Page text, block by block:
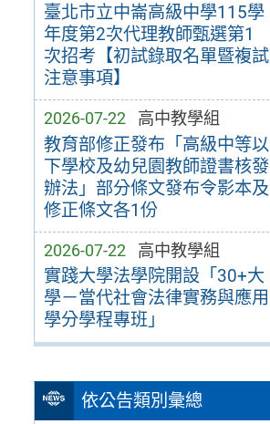
臺北市立中崙高級中學115學
年度第2次代理教師甄選第1
次招考【初試錄取名單暨複試
注意事項】
2026-07-22 高中教學組
教育部修正發布「高級中等以
下學校及幼兒園教師證書核發
辦法」部分條文發布令影本及
修正條文各1份
2026-07-22 高中教學組
實踐大學法學院開設「30+大
學－當代社會法律實務與應用
學分學程專班」
依公告類別彙總